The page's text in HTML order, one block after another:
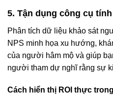
5. Tận dụng công cụ
Phân tích dữ liệu khảo sát
NPS minh họa xu hướng,
của người hâm mộ và giúp
người tham dự nghĩ rằng sự
Cách hiển thị ROI thực